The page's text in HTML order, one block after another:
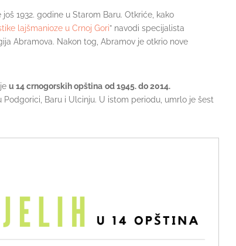
1932. godine u Starom Baru. Otkriće, kako
lajšmanioze u Crnoj Gori” navodi specijalista
Abramova. Nakon tog, Abramov je otkrio nove
u 14 crnogorskih opština od 1945. do 2014.
Podgorici, Baru i Ulcinju. U istom periodu, umrlo je šest